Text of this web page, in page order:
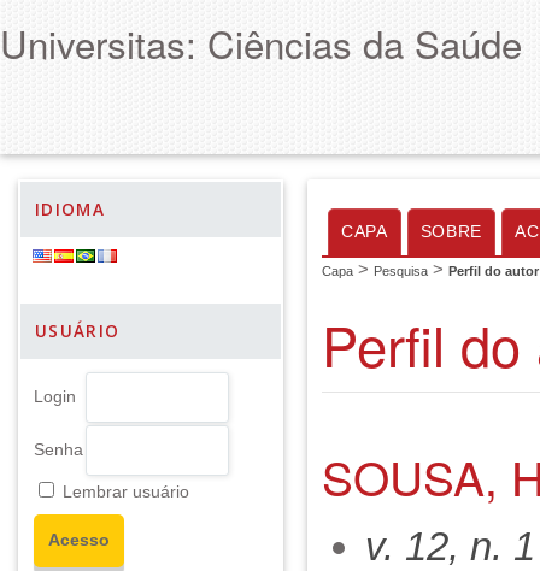
Universitas: Ciências da Saúde
IDIOMA
USUÁRIO
Login
Senha
Lembrar usuário
CAPA SOBRE
Capa > Pesquisa > Perfil do autor
Perfil
SOUSA,
v. 12, n.